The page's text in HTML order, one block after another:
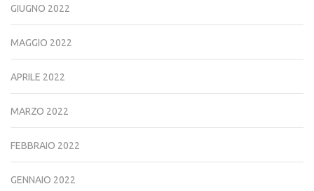
GIUGNO 2022
MAGGIO 2022
APRILE 2022
MARZO 2022
FEBBRAIO 2022
GENNAIO 2022